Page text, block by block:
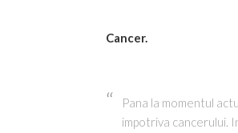
Cancer.
Pana la momentul
impotriva cancerului.